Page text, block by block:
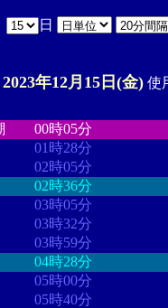
日
2023年12月15日(金) 使
00時05分
01時28分
02時05分
02時36分
03時05分
03時32分
03時59分
04時28分
05時00分
05時40分